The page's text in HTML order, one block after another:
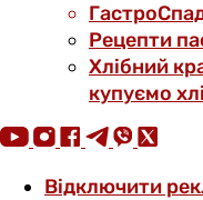
Рецепти
Хлібний
купуємо
Відключити